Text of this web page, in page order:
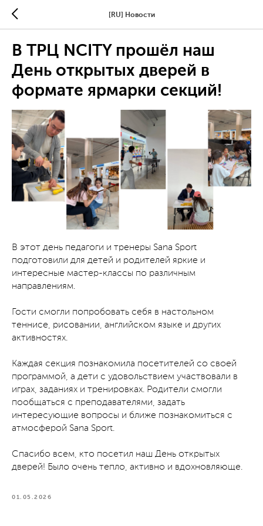
[RU] Новости
В ТРЦ NCITY прошёл наш
День открытых дверей в
формате ярмарки секций!
В этот день педагоги и тренеры Sana Sport
подготовили для детей и родителей яркие и
интересные мастер-классы по различным
направлениям.
Гости смогли попробовать себя в настольном
теннисе, рисовании, английском языке и других
активностях.
Каждая секция познакомила посетителей со своей
программой, а дети с удовольствием участвовали в
играх, заданиях и тренировках. Родители смогли
пообщаться с преподавателями, задать
интересующие вопросы и ближе познакомиться с
атмосферой Sana Sport.
Спасибо всем, кто посетил наш День открытых
дверей! Было очень тепло, активно и вдохновляюще.
01.05.2026